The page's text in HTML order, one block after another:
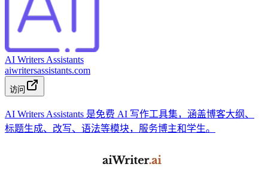
AI Writers Assistants
aiwritersassistants.com
访问
AI Writers Assistants 是免费 AI 写作工具集，涵盖博客大纲、
标题生成、改写、语法等模块，服务博主和学生。